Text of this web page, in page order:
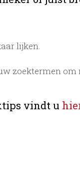
lijken.
zoektermen om
vindt u